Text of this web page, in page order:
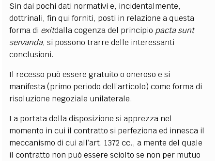
Sin dai pochi dati normativi e, incidentalmente,
dottrinali, fin qui forniti, posti in relazione a questa
forma di exitdalla cogenza del principio pacta sunt
servanda, si possono trarre delle interessanti
conclusioni.
Il recesso può essere gratuito o oneroso e si
manifesta (primo periodo dell’articolo) come forma di
risoluzione negoziale unilaterale.
La portata della disposizione si apprezza nel
momento in cui il contratto si perfeziona ed innesca il
meccanismo di cui all’art. 1372 cc., a mente del quale
il contratto non può essere sciolto se non per mutuo